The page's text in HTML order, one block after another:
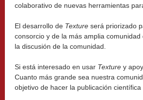
colaborativo de nuevas herramientas
El desarrollo de Texture será priorizado
consorcio y de la más amplia
la discusión de la comunidad.
Si está interesado en usar Texture y
Cuanto más grande sea nuestra
objetivo de hacer la publicación